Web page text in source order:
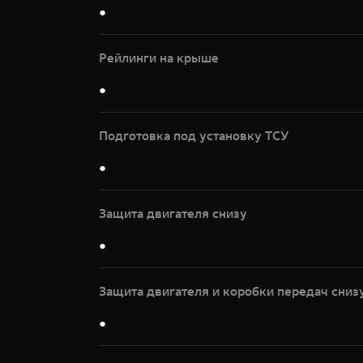
●
Рейлинги на крыше
●
Подготовка под установку ТСУ
●
Защита двигателя снизу
●
Защита двигателя и коробки передач
●